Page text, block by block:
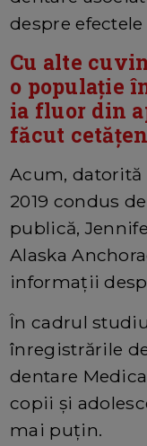
despre
Cu alte
o populație
ia fluor din
făcut
Acum,
2019 condus
publică,
Alaska
informații
În cadrul
înregistrările
dentare
copii și
mai puțin.